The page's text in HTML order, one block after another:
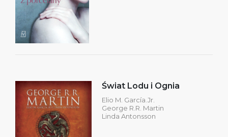
Świat Lodu i Ognia
Elio M. García.Jr.
George R.R. Martin
Linda Antonsson